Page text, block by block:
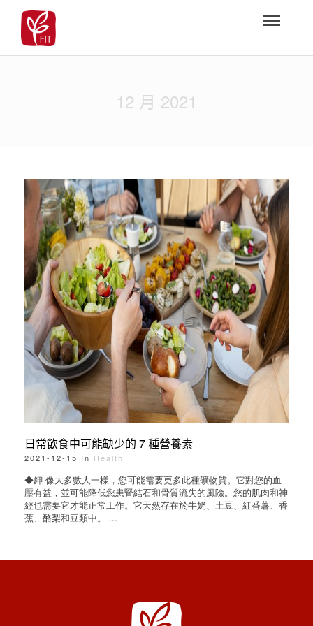
12 月 2021
日常飲食中可能缺少的 7 種營養素
2021-12-15 In Health
◆鉀 像大多數人一樣，您可能需要更多此種礦物質。它對您的血
壓有益，並可能降低您患腎結石和骨質流失的風險。您的肌肉和神
經也需要它才能正常工作。它天然存在於牛奶、土豆、紅番薯、香
蕉、酪梨和豆類中。 ...